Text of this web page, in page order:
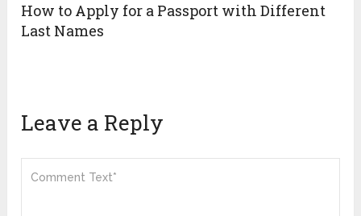
How to Apply for a Passport with Different
Last Names
Leave a Reply